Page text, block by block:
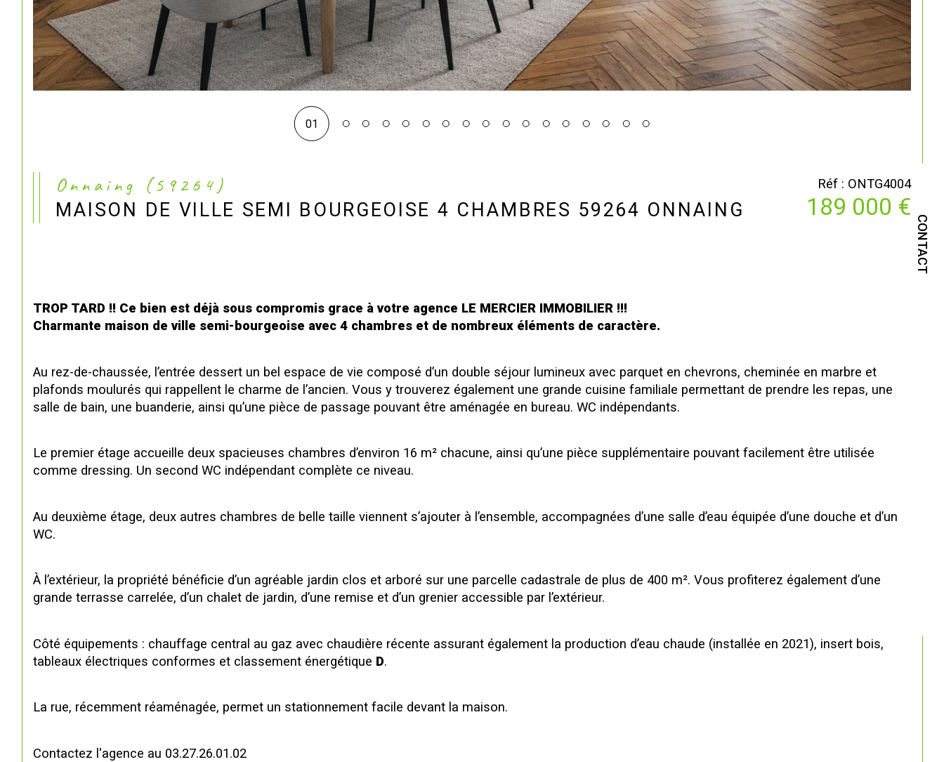
CONTACT
01
Onnaing (59264)
MAISON DE VILLE SEMI BOURGEOISE 4 CHAMBRES 59264 ONNAING
Réf : ONTG4004
189 000 €
TROP TARD !! Ce bien est déjà sous compromis grace à votre agence LE MERCIER IMMOBILIER !!!
Charmante maison de ville semi-bourgeoise avec 4 chambres et de nombreux éléments de caractère.
Au rez-de-chaussée, l’entrée dessert un bel espace de vie composé d’un double séjour lumineux avec parquet en chevrons, cheminée en marbre et
plafonds moulurés qui rappellent le charme de l’ancien. Vous y trouverez également une grande cuisine familiale permettant de prendre les repas, une
salle de bain, une buanderie, ainsi qu’une pièce de passage pouvant être aménagée en bureau. WC indépendants.
Le premier étage accueille deux spacieuses chambres d’environ 16 m² chacune, ainsi qu’une pièce supplémentaire pouvant facilement être utilisée
comme dressing. Un second WC indépendant complète ce niveau.
Au deuxième étage, deux autres chambres de belle taille viennent s’ajouter à l’ensemble, accompagnées d’une salle d’eau équipée d’une douche et d’un
WC.
À l’extérieur, la propriété bénéficie d’un agréable jardin clos et arboré sur une parcelle cadastrale de plus de 400 m². Vous profiterez également d’une
grande terrasse carrelée, d’un chalet de jardin, d’une remise et d’un grenier accessible par l’extérieur.
Côté équipements : chauffage central au gaz avec chaudière récente assurant également la production d’eau chaude (installée en 2021), insert bois,
tableaux électriques conformes et classement énergétique D.
La rue, récemment réaménagée, permet un stationnement facile devant la maison.
Contactez l'agence au 03.27.26.01.02